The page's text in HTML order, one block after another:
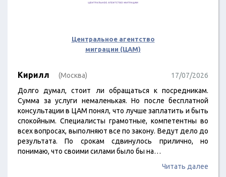
Центральное агентство
миграции (ЦАМ)
Кирилл (Москва)
17/07/2026
Долго думал, стоит ли обращаться к посредникам.
Сумма за услуги немаленькая. Но после бесплатной
консультации в ЦАМ понял, что лучше заплатить и быть
спокойным. Специалисты грамотные, компетентны во
всех вопросах, выполняют все по закону. Ведут дело до
результата. По срокам сдвинулось прилично, но
понимаю, что своими силами было бы на…
Читать далее